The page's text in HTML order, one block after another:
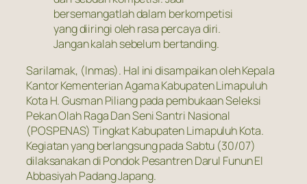
bersemangatlah dalam berkompetisi
yang diiringi oleh rasa percaya diri.
Jangan kalah sebelum bertanding.
Sarilamak, (Inmas). Hal ini disampaikan oleh Kepala
Kantor Kementerian Agama Kabupaten Limapuluh
Kota H. Gusman Piliang pada pembukaan Seleksi
Pekan Olah Raga Dan Seni Santri Nasional
(POSPENAS) Tingkat Kabupaten Limapuluh Kota.
Kegiatan yang berlangsung pada Sabtu (30/07)
dilaksanakan di Pondok Pesantren Darul Funun El
Abbasiyah Padang Japang.